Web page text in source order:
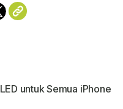
untuk Semua iPhone